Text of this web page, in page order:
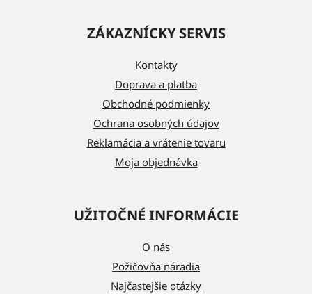
ZÁKAZNÍCKY SERVIS
Kontakty
Doprava a platba
Obchodné podmienky
Ochrana osobných údajov
Reklamácia a vrátenie tovaru
Moja objednávka
UŽITOČNÉ INFORMÁCIE
O nás
Požičovňa náradia
Najčastejšie otázky